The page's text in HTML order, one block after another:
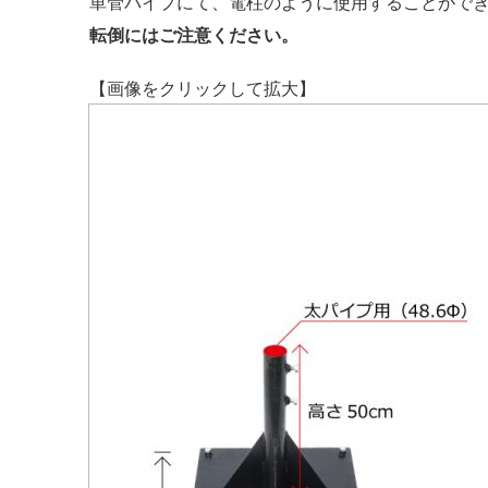
転倒にはご注意ください。
【画像をクリックして拡大】